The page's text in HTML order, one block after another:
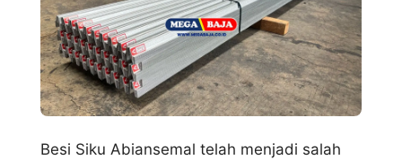
Besi Siku Abiansemal telah menjadi salah